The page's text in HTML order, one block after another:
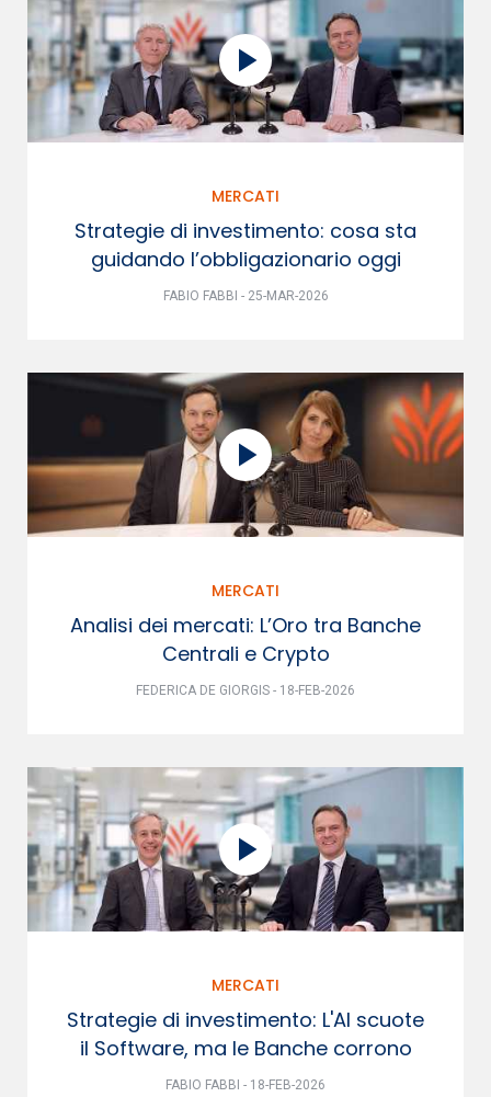
MERCATI
Strategie di investimento: cosa sta
guidando l’obbligazionario oggi
FABIO FABBI - 25-MAR-2026
MERCATI
Analisi dei mercati: L’Oro tra Banche
Centrali e Crypto
FEDERICA DE GIORGIS - 18-FEB-2026
MERCATI
Strategie di investimento: L'AI scuote
il Software, ma le Banche corrono
FABIO FABBI - 18-FEB-2026